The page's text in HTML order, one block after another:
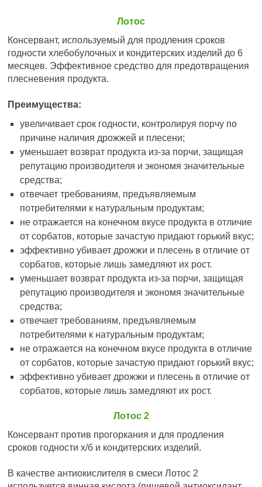
Лотос
Консервант, используемый для продления сроков
годности хлебобулочных и кондитерских изделий до 6
месяцев. Эффективное средство для предотвращения
плесневения продукта.
Преимущества:
увеличивает срок годности, контролируя порчу по
причине наличия дрожжей и плесени;
уменьшает возврат продукта из-за порчи, защищая
репутацию производителя и экономя значительные
средства;
отвечает требованиям, предъявляемым
потребителями к натуральным продуктам;
не отражается на конечном вкусе продукта в отличие
от сорбатов, которые зачастую придают горький вкус;
эффективно убивает дрожжи и плесень в отличие от
сорбатов, которые лишь замедляют их рост.
уменьшает возврат продукта из-за порчи, защищая
репутацию производителя и экономя значительные
средства;
отвечает требованиям, предъявляемым
потребителями к натуральным продуктам;
не отражается на конечном вкусе продукта в отличие
от сорбатов, которые зачастую придают горький вкус;
эффективно убивает дрожжи и плесень в отличие от
сорбатов, которые лишь замедляют их рост.
Лотос 2
Консервант против прогоркания и для продления
сроков годности х/б и кондитерских изделий.
В качестве антиокислителя в смеси Лотос 2